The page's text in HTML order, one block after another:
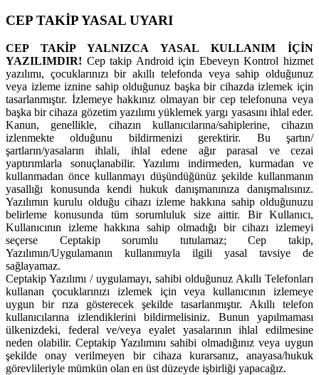
CEP TAKİP YASAL UYARI
CEP TAKİP YALNIZCA YASAL KULLANIM İÇİN
YAZILIMDIR! Cep takip Android için Ebeveyn Kontrol hizmet
yazılımı, çocuklarınızı bir akıllı telefonda veya sahip olduğunuz
veya izleme iznine sahip olduğunuz başka bir cihazda izlemek için
tasarlanmıştır. İzlemeye hakkınız olmayan bir cep telefonuna veya
başka bir cihaza gözetim yazılımı yüklemek yargı yasasını ihlal eder.
Kanun, genellikle, cihazın kullanıcılarına/sahiplerine, cihazın
izlenmekte olduğunu bildirmenizi gerektirir. Bu şartın/
şartların/yasaların ihlali, ihlal edene ağır parasal ve cezai
yaptırımlarla sonuçlanabilir. Yazılımı indirmeden, kurmadan ve
kullanmadan önce kullanmayı düşündüğünüz şekilde kullanmanın
yasallığı konusunda kendi hukuk danışmanınıza danışmalısınız.
Yazılımın kurulu olduğu cihazı izleme hakkına sahip olduğunuzu
belirleme konusunda tüm sorumluluk size aittir. Bir Kullanıcı,
Kullanıcının izleme hakkına sahip olmadığı bir cihazı izlemeyi
seçerse Ceptakip sorumlu tutulamaz; Cep takip,
Yazılımın/Uygulamanın kullanımıyla ilgili yasal tavsiye de
sağlayamaz.
Ceptakip Yazılımı / uygulamayı, sahibi olduğunuz Akıllı Telefonları
kullanan çocuklarınızı izlemek için veya kullanıcının izlemeye
uygun bir rıza gösterecek şekilde tasarlanmıştır. Akıllı telefon
kullanıcılarına izlendiklerini bildirmelisiniz. Bunun yapılmaması
ülkenizdeki, federal ve/veya eyalet yasalarının ihlal edilmesine
neden olabilir. Ceptakip Yazılımını sahibi olmadığınız veya uygun
şekilde onay verilmeyen bir cihaza kurarsanız, anayasa/hukuk
görevlileriyle mümkün olan en üst düzeyde işbirliği yapacağız.